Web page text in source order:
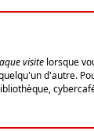
visite lorsque
d'autre.